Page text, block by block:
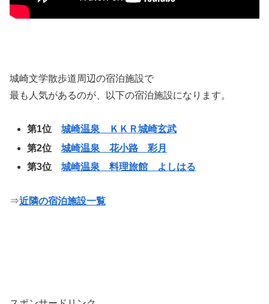
城崎文学散歩道周辺の宿泊施設で
最も人気があるのが、以下の宿泊施設になります。
第1位城崎温泉 ＫＫＲ城崎玄武
第2位城崎温泉 花小路 彩月
第3位城崎温泉 料理旅館 よしはる
⇒近隣の宿泊施設一覧